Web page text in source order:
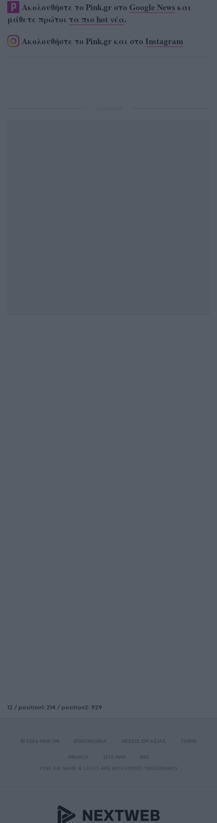
Ακολουθήστε το Pink.gr στο Google News και
μάθετε πρώτοι τα πιο hot νέα.
Ακολουθήστε το Pink.gr και στο Instagram
12 / position1: 214 / position2: 929
© 2026 PINK.GR ΕΠΙΚΟΙΝΩΝΙΑ ΘΕΣΕΙΣ ΕΡΓΑΣΙΑΣ TERMS
PRIVACY SITE MAP
RSS
PINK.GR NAME & LOGO ARE REGISTERED TRADEMARKS